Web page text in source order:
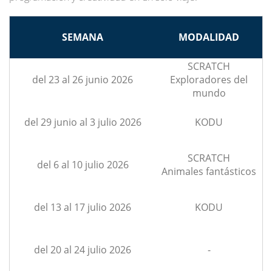
SEMANA MODALIDAD
del 23 al 26 junio 2026
SCRATCH
Exploradores del
mundo
del 29 junio al 3 julio 2026 KODU
del 6 al 10 julio 2026
SCRATCH
Animales fantásticos
del 13 al 17 julio 2026 KODU
del 20 al 24 julio 2026 -